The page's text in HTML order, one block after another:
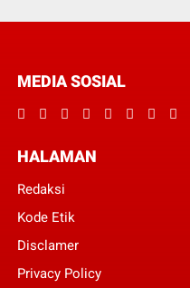
MEDIA SOSIAL
HALAMAN
Redaksi
Kode Etik
Disclamer
Privacy Policy